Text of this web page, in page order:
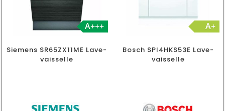
A+++
Siemens SR65ZX11ME Lave-
vaisselle
A+
Bosch SPI4HKS53E Lave-
vaisselle